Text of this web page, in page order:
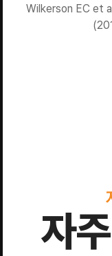
Wilkerson EC et
자